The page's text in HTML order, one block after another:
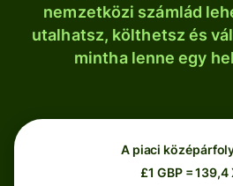
nemzetközi számlád
utalhatsz, költhetsz és
mintha lenne egy
A piaci
£1 GBP = 139,4